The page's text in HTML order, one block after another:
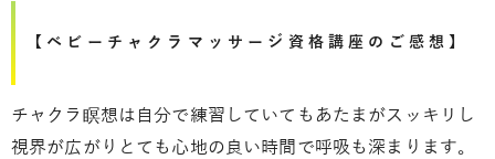
【ベビーチャクラマッサージ資格講座のご感想】
チャクラ瞑想は自分で練習していてもあたまがスッキリし
視界が広がりとても心地の良い時間で呼吸も深まります。